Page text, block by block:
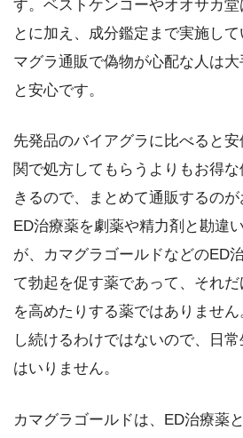
す。ベストケンコーやオオサカ
とに加え、成分鑑定まで実施し
マグラ通販で偽物が心配な人は
と安心です。
先発品のバイアグラに比べると
関で処方してもらうよりもお得
きるので、まとめて通販するのが
ED治療薬を劇薬や精力剤と勘違
が、カマグラゴールドなどのED
て勃起を促す薬であって、それ
を高めたりする薬ではありませ
し続けるわけではないので、日
はいりません。
カマグラゴールドは、ED治療薬